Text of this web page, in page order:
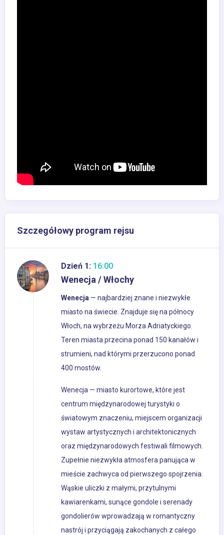
Szczegółowy program rejsu
Dzień 1: 16:00
Wenecja / Włochy
Wenecja — najbardziej znane i niezwykłe
miasto na świecie. Znajduje się na północy
Włoch, na wybrzeżu Morza Adriatyckiego.
Teren miasta przecina ponad 150 kanałów i
strumieni, nad którymi przerzucono ponad
400 mostów.
Wenecja — miasto kurortowe, które jest
centrum międzynarodowej turystyki o
światowym znaczeniu, miejscem organizacji
wystaw artystycznych i architektonicznych
oraz międzynarodowych festiwali filmowych.
Zupełnie niezwykła atmosfera panująca w
mieście zachwyca od pierwszego spojrzenia.
Wąskie uliczki z małymi, przytulnymi
kawiarenkami, sunące gondole i serenady
gondolierów wprowadzają w romantyczny
nastrój i przyciągają zakochanych z całego